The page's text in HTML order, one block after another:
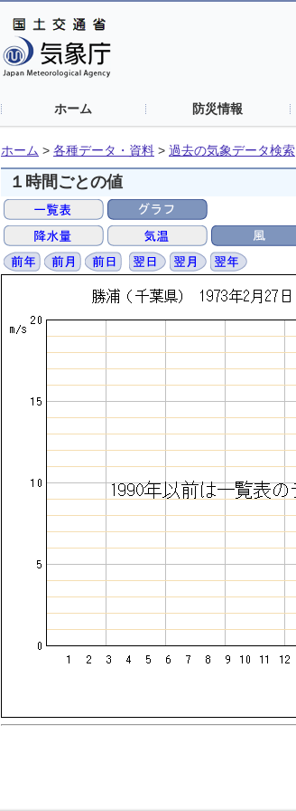
ホーム 防災情報
ホーム > 各種データ・資料 > 過去の気象データ検索
１時間ごとの値